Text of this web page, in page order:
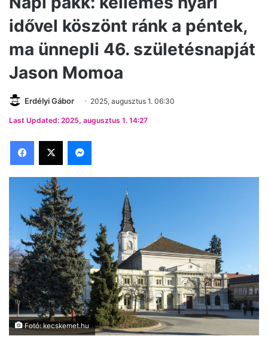
idővel köszönt ránk a péntek,
ma ünnepli 46. születésnapját
Jason Momoa
Erdélyi Gábor 2025, augusztus 1. 06:30
Last Updated: 2025, augusztus 1. 14:27
Facebook
X Messenger
Fotó: kecskemet.hu